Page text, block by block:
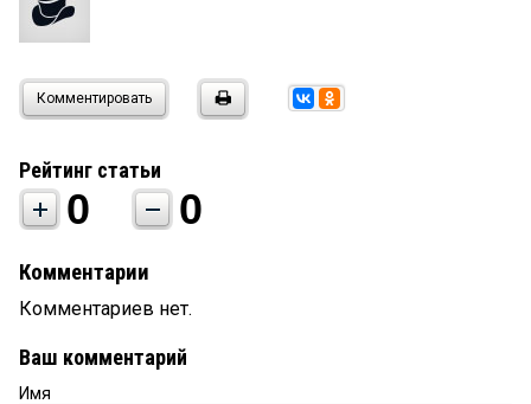
Комментировать
Рейтинг статьи
0 0
Комментарии
Комментариев нет.
Ваш комментарий
Имя